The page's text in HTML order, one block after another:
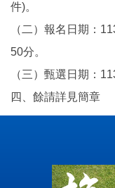
件)。
（二）報名日期：
50分。
（三）甄選日期：
四、餘請詳見簡章